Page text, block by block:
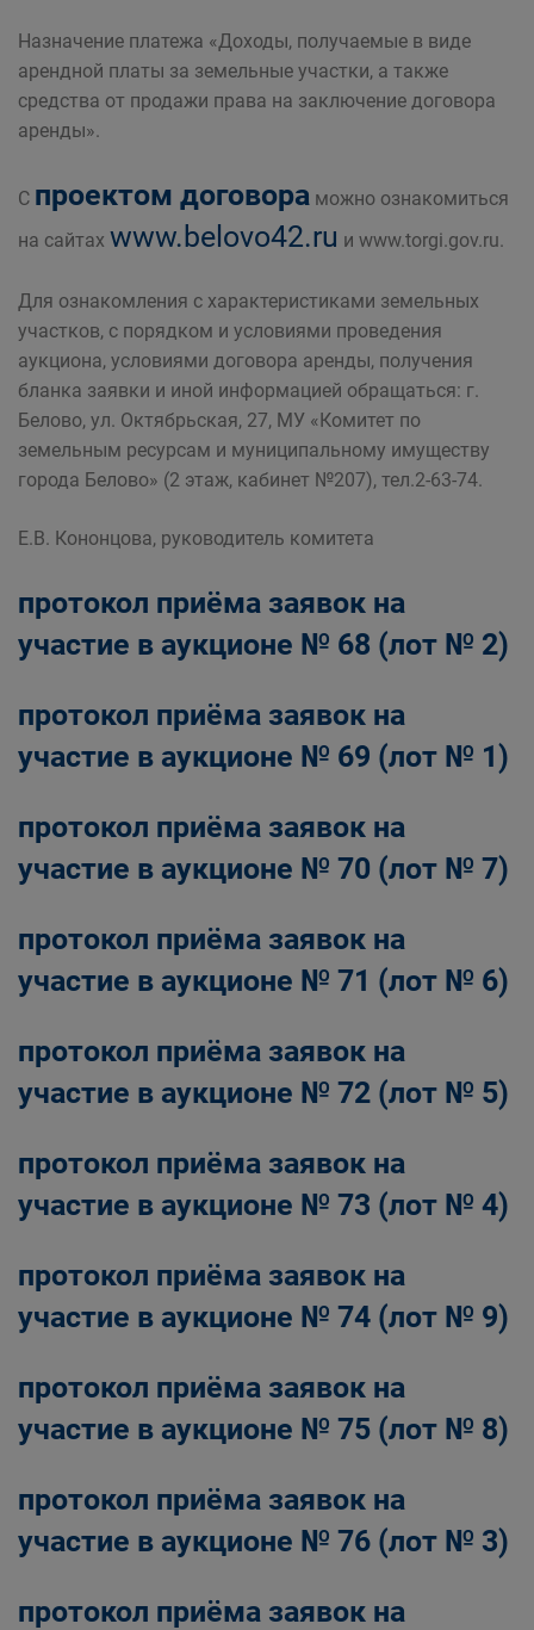
Назначение платежа «Доходы, получаемые в виде
арендной платы за земельные участки, а также
средства от продажи права на заключение договора
аренды».
С проектом договора можно ознакомиться
на сайтах www.belovo42.ru и www.torgi.gov.ru.
Для ознакомления с характеристиками земельных
участков, с порядком и условиями проведения
аукциона, условиями договора аренды, получения
бланка заявки и иной информацией обращаться: г.
Белово, ул. Октябрьская, 27, МУ «Комитет по
земельным ресурсам и муниципальному имуществу
города Белово» (2 этаж, кабинет №207), тел.2-63-74.
Е.В. Кононцова, руководитель комитета
протокол приёма заявок на
участие в аукционе № 68 (лот № 2)
протокол приёма заявок на
участие в аукционе № 69 (лот № 1)
протокол приёма заявок на
участие в аукционе № 70 (лот № 7)
протокол приёма заявок на
участие в аукционе № 71 (лот № 6)
протокол приёма заявок на
участие в аукционе № 72 (лот № 5)
протокол приёма заявок на
участие в аукционе № 73 (лот № 4)
протокол приёма заявок на
участие в аукционе № 74 (лот № 9)
протокол приёма заявок на
участие в аукционе № 75 (лот № 8)
протокол приёма заявок на
участие в аукционе № 76 (лот № 3)
протокол приёма заявок на